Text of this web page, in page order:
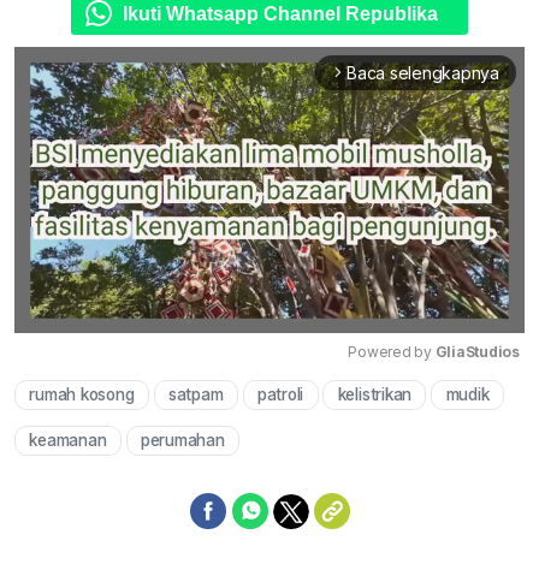
Ikuti Whatsapp Channel Republika
arrow_forward_ios Baca selengkapnya
Mute
Powered by GliaStudios
rumah kosong satpam patroli kelistrikan mudik
keamanan perumahan